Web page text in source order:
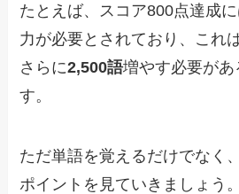
たとえば、スコア800点達成
力が必要とされており、これ
さらに2,500語増やす必要があ
す。
ただ単語を覚えるだけでなく
ポイントを見ていきましょう。